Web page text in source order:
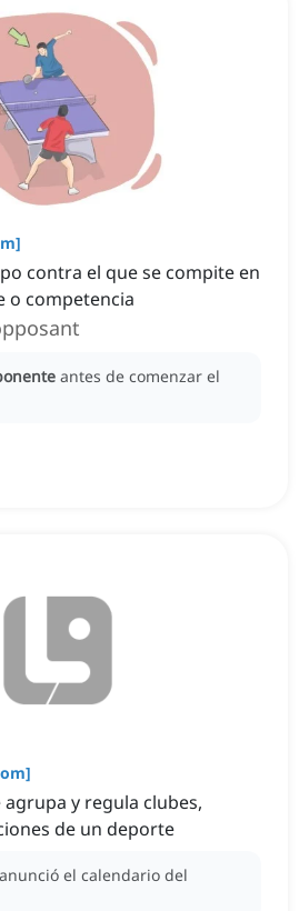
]
contra el que se compite en
o competencia
antes de comenzar el
]
y regula clubes,
de un deporte
el calendario del